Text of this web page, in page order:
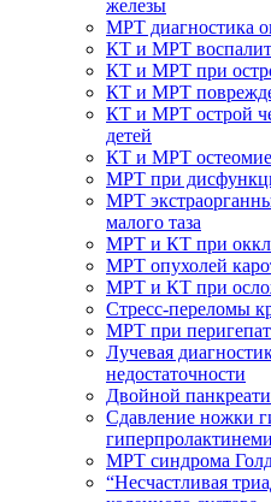
железы
МРТ диагностика
КТ и МРТ
КТ и МРТ при
КТ и МРТ
КТ и МРТ острой
детей
КТ и МРТ
МРТ при
МРТ
малого таза
МРТ и КТ при
МРТ опухолей
МРТ и КТ при
Стресс-переломы
МРТ при
Лучевая
недостаточности
Двойной
Сдавление ножки
МРТ синдрома
“Несчастливая